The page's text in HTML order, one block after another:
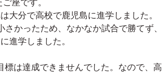
大分で高校で鹿児島に進学しました。
かったため、なかなか試合で勝てず、
進学しました。
は達成できませんでした。なので、高